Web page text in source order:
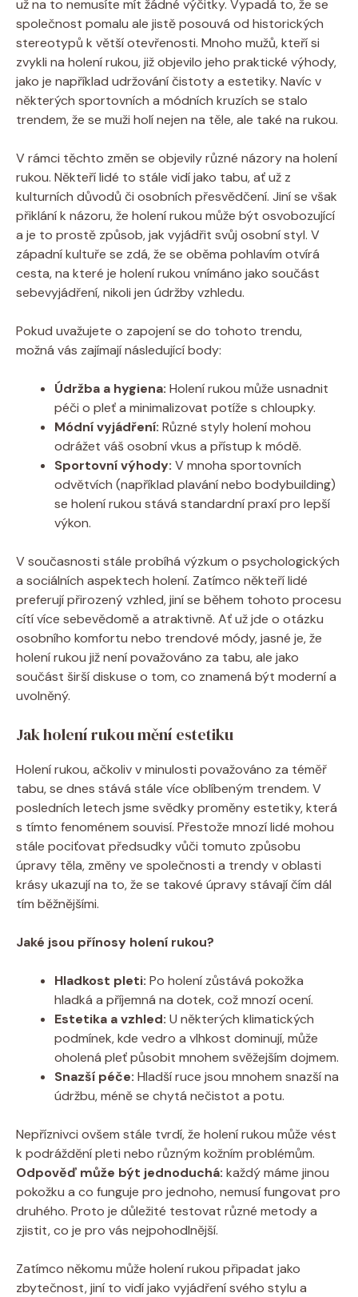
už na to nemusíte mít žádné výčitky. Vypadá to, že se
společnost pomalu ale jistě posouvá od historických
stereotypů k větší otevřenosti. Mnoho mužů, kteří si
zvykli na holení rukou, již objevilo jeho praktické výhody,
jako je například udržování čistoty a estetiky. Navíc v
některých sportovních a módních kruzích se stalo
trendem, že se muži holí nejen na těle, ale také na rukou.
V rámci těchto změn se objevily různé názory na holení
rukou. Někteří lidé to stále vidí jako tabu, ať už z
kulturních důvodů či osobních přesvědčení. Jiní se však
přiklání k názoru, že holení rukou může být osvobozující
a je to prostě způsob, jak vyjádřit svůj osobní styl. V
západní kultuře se zdá, že se oběma pohlavím otvírá
cesta, na které je holení rukou vnímáno jako součást
sebevyjádření, nikoli jen údržby vzhledu.
Pokud uvažujete o zapojení se do tohoto trendu,
možná vás zajímají následující body:
Údržba a hygiena: Holení rukou může usnadnit
péči o pleť a minimalizovat potíže s chloupky.
Módní vyjádření: Různé styly holení mohou
odrážet váš osobní vkus a přístup k módě.
Sportovní výhody: V mnoha sportovních
odvětvích (například plavání nebo bodybuilding)
se holení rukou stává standardní praxí pro lepší
výkon.
V současnosti stále probíhá výzkum o psychologických
a sociálních aspektech holení. Zatímco někteří lidé
preferují přirozený vzhled, jiní se během tohoto procesu
cítí více sebevědomě a atraktivně. Ať už jde o otázku
osobního komfortu nebo trendové módy, jasné je, že
holení rukou již není považováno za tabu, ale jako
součást širší diskuse o tom, co znamená být moderní a
uvolněný.
Jak holení rukou mění estetiku
Holení rukou, ačkoliv v minulosti považováno za téměř
tabu, se dnes stává stále více oblíbeným trendem. V
posledních letech jsme svědky proměny estetiky, která
s tímto fenoménem souvisí. Přestože mnozí lidé mohou
stále pociťovat předsudky vůči tomuto způsobu
úpravy těla, změny ve společnosti a trendy v oblasti
krásy ukazují na to, že se takové úpravy stávají čím dál
tím běžnějšími.
Jaké jsou přínosy holení rukou?
Hladkost pleti: Po holení zůstává pokožka
hladká a příjemná na dotek, což mnozí ocení.
Estetika a vzhled: U některých klimatických
podmínek, kde vedro a vlhkost dominují, může
oholená pleť působit mnohem svěžejším dojmem.
Snazší péče: Hladší ruce jsou mnohem snazší na
údržbu, méně se chytá nečistot a potu.
Nepříznivci ovšem stále tvrdí, že holení rukou může vést
k podráždění pleti nebo různým kožním problémům.
Odpověď může být jednoduchá: každý máme jinou
pokožku a co funguje pro jednoho, nemusí fungovat pro
druhého. Proto je důležité testovat různé metody a
zjistit, co je pro vás nejpohodlnější.
Zatímco někomu může holení rukou připadat jako
zbytečnost, jiní to vidí jako vyjádření svého stylu a